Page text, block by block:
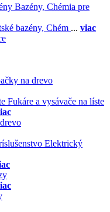
Bazény, Chémia pre
bazény, Chém ... viac
na drevo
Fukáre a vysávače na líste
Elektrický